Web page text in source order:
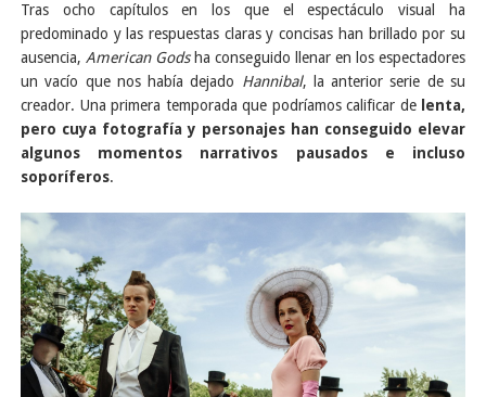
Tras ocho capítulos en los que el espectáculo visual ha
predominado y las respuestas claras y concisas han brillado por su
ausencia, American Godsha conseguido llenar en los espectadores
un vacío que nos había dejado Hannibal, la anterior serie de su
creador. Una primera temporada que podríamos calificar de lenta,
pero cuya fotografía y personajes han conseguido elevar
algunos momentos narrativos pausados e incluso
soporíferos.